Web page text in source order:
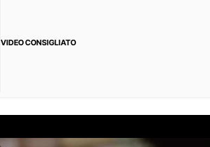
VIDEO CONSIGLIATO